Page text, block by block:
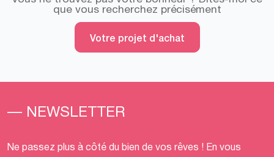
que vous recherchez précisément
Votre projet d'achat
— NEWSLETTER
Ne passez plus à côté du bien de vos rêves ! En vous